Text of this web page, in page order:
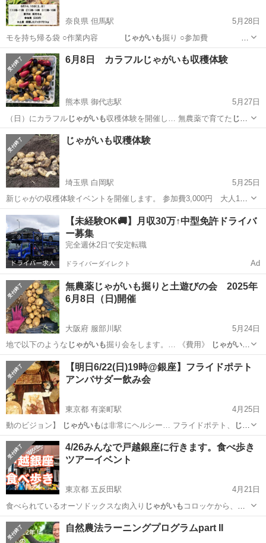
奈良県 但馬駅
5月28日
モを持ち帰る袋 ○作業内容
じゃがいも掘り ○参加費 家
族1組 …
奈良 磯城郡 但馬駅 収穫体験
6月8日 カラフルじゃがいも収穫体験
熊本県 御代志駅
5月27日
（日）にカラフルじゃがいも 収穫体験を開催し… 無農薬で育てた じゃ
がいもを皆んなで掘ろう…
熊本 菊池市 御代志駅 その他
じゃがいも収穫体験
埼玉県 白岡駅
5月25日
新じゃがの収穫体験イベントを開催します。 参加費3,000円 大人1
人 10kgのお土産付き 小学生以下無料 毎日、午前、午後 各一組
のみ対応 詳細はお問い合わせ下さい。家族、カップル、職場、シニア
の方々是非、収穫体験を楽...
埼玉 蓮田市 白岡駅 その他 収穫体験
【未経験OK🚚】月収30万↑中型免許ドライバ
ー募集
完全週休2日で安定転職
ドライバーダイレクト Ad
無農薬じゃがいも掘りと土遊びの会 2025年
6月8日（日)開催
大阪府 服部川駅
5月24日
地で以下のような じゃがいも 掘り会をします。… 《費用》
じゃがいも
ニ株 500円 …
大阪 八尾市 服部川駅 その他 無農薬
【明日6/22(日)19時@銀座】フライドポテト
アンバサダー飲み会
東京都 有楽町駅
4月25日
動のビジョン】
じゃがいもは非常にヘルシー… フライドポテト、
じゃ
がいもが大好きなのはも…
東京 千代田区 有楽町駅 その他 じゃがいも
4/26みんなで戸越銀座に行きます。食べ歩き
ツアーイベント
東京都 五反田駅
4月21日
食べられているオーソドックスな肉入り じゃがいも コロッケから、餃
子が入った「餃子コロ…
東京 品川区 五反田駅 その他 商店街
自然農法ラーニングプログラムpart II